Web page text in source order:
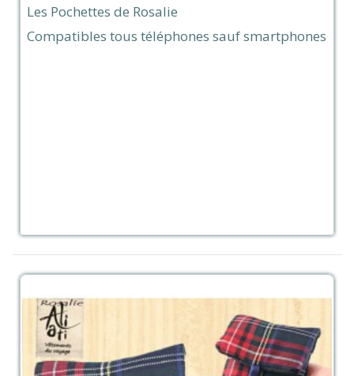
Les Pochettes de Rosalie
Compatibles tous téléphones sauf smartphones